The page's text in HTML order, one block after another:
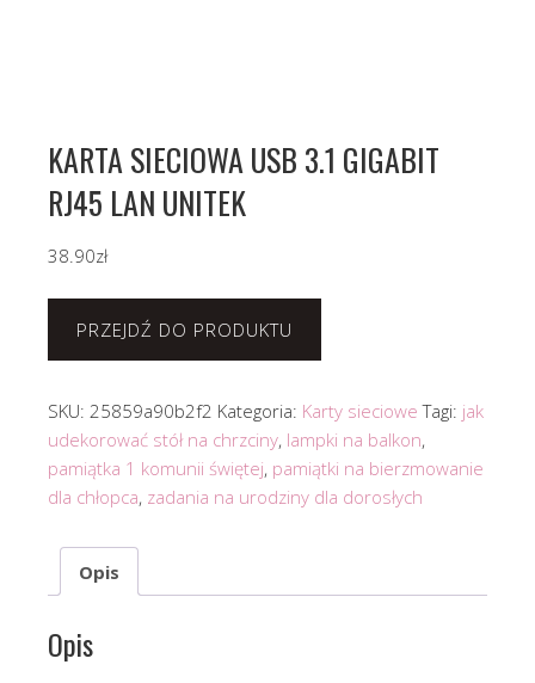
KARTA SIECIOWA USB 3.1 GIGABIT
RJ45 LAN UNITEK
38.90zł
PRZEJDŹ DO PRODUKTU
SKU: 25859a90b2f2 Kategoria: Karty sieciowe Tagi: jak
udekorować stół na chrzciny, lampki na balkon,
pamiątka 1 komunii świętej, pamiątki na bierzmowanie
dla chłopca, zadania na urodziny dla dorosłych
Opis
Opis